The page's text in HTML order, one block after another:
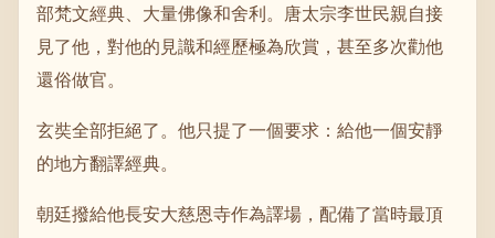
部梵文經典、大量佛像和舍利。唐太宗李世民親自接
見了他，對他的見識和經歷極為欣賞，甚至多次勸他
還俗做官。
玄奘全部拒絕了。他只提了一個要求：給他一個安靜
的地方翻譯經典。
朝廷撥給他長安大慈恩寺作為譯場，配備了當時最頂